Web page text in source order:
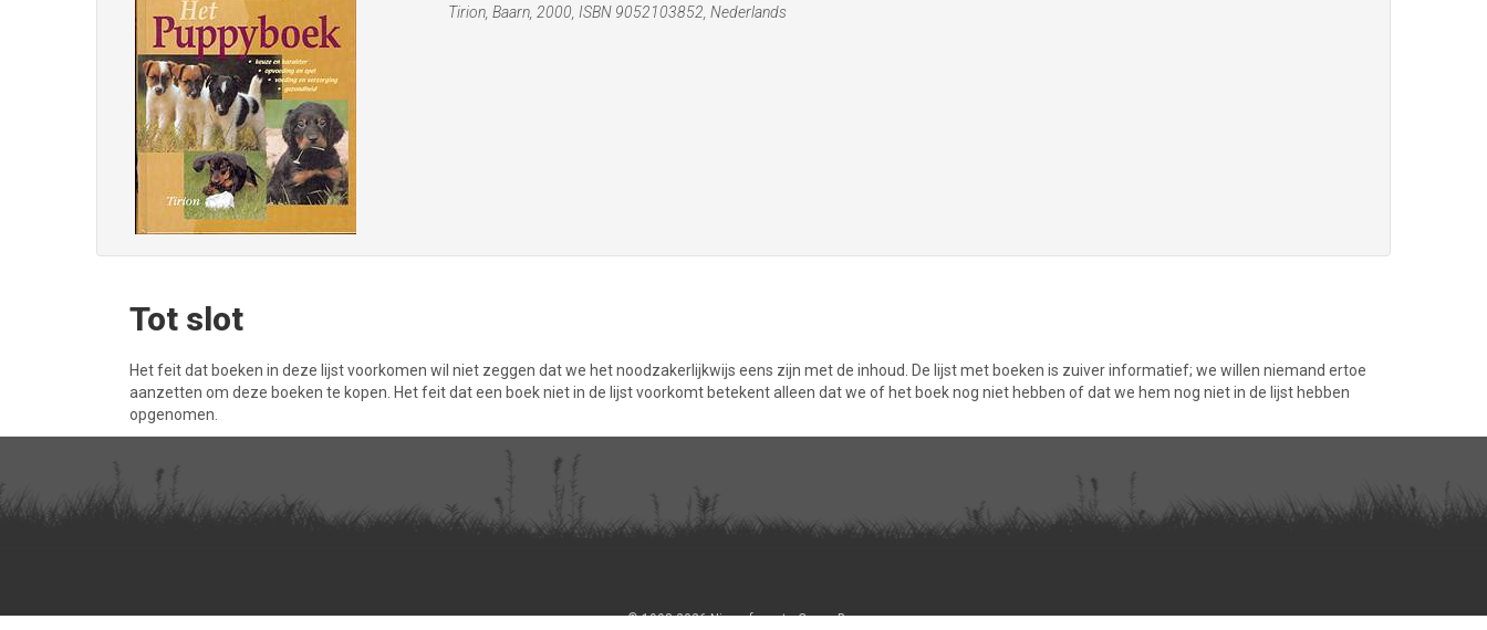
Tirion, Baarn, 2000, ISBN 9052103852, Nederlands
Tot slot
Het feit dat boeken in deze lijst voorkomen wil niet zeggen dat we het noodzakerlijkwijs eens zijn met de inhoud. De lijst met boeken is zuiver informatief; we willen niemand ertoe
aanzetten om deze boeken te kopen. Het feit dat een boek niet in de lijst voorkomt betekent alleen dat we of het boek nog niet hebben of dat we hem nog niet in de lijst hebben
opgenomen.
© 1998-2026 Nice of you to Come Bye